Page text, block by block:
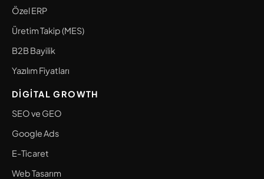
Özel ERP
Üretim Takip (MES)
B2B Bayilik
Yazılım Fiyatları
DIGITAL GROWTH
SEO ve GEO
Google Ads
E-Ticaret
Web Tasarım